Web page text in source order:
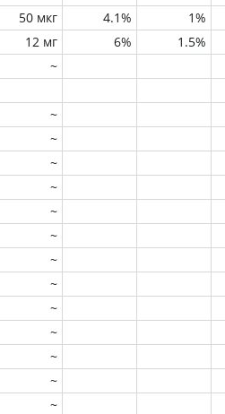
50 мкг 4.1% 1%
12 мг 6% 1.5%
~
~
~
~
~
~
~
~
~
~
~
~
~
~